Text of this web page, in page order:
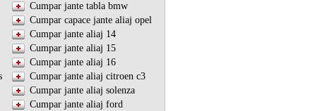
Cumpar jante tabla bmw
Cumpar capace jante aliaj opel
Cumpar jante aliaj 14
Cumpar jante aliaj 15
Cumpar jante aliaj 16
Cumpar jante aliaj citroen c3
Cumpar jante aliaj solenza
Cumpar jante aliaj ford